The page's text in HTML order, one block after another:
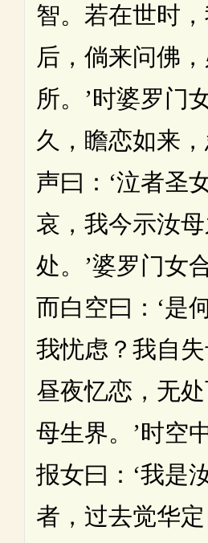
智。若在世时
后，倘来问佛
所。’时婆罗门
久，瞻恋如来
声曰：‘泣者圣
哀，我今示汝
处。’婆罗门女
而白空曰：‘是
我忧虑？我自失
昼夜忆恋，无
母生界。’时空
报女曰：‘我是
者，过去觉华